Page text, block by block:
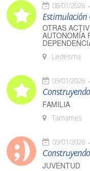
08/01/2026
Estimulación
OTRAS
AUTONOMÍA
Ledesma
09/01/2026
FAMILIA
Tamames
09/01/2026
JUVENTUD